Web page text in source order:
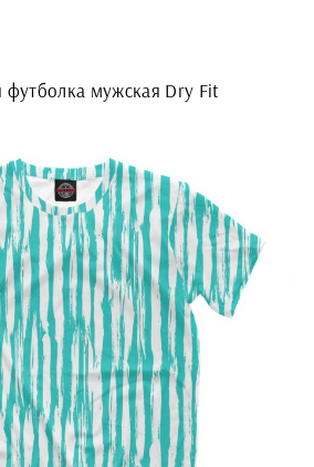
футболка мужская Dry Fit